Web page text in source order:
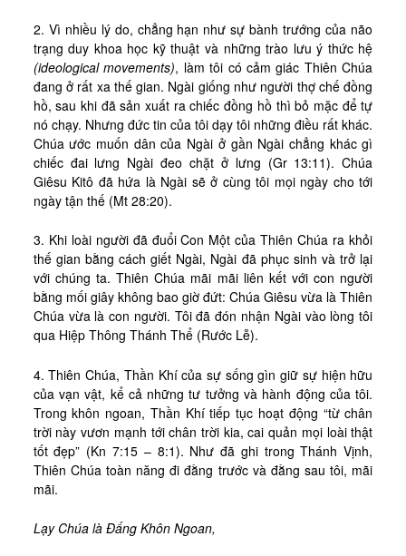
Linh Thao Trong Cuộc Sống
2. Vì nhiều lý do, chẳng hạn như sự bành trướng của não
trạng duy khoa học kỹ thuật và những trào lưu ý thức hệ
(ideological movements), làm tôi có cảm giác Thiên Chúa
đang ở rất xa thế gian. Ngài giống như người thợ chế đồng
hồ, sau khi đã sản xuất ra chiếc đồng hồ thì bỏ mặc để tự
nó chạy. Nhưng đức tin của tôi dạy tôi những điều rất khác.
Chúa ước muốn dân của Ngài ở gần Ngài chẳng khác gì
chiếc đai lưng Ngài đeo chặt ở lưng (Gr 13:11). Chúa
Giêsu Kitô đã hứa là Ngài sẽ ở cùng tôi mọi ngày cho tới
ngày tận thế (Mt 28:20).
3. Khi loài người đã đuổi Con Một của Thiên Chúa ra khỏi
thế gian bằng cách giết Ngài, Ngài đã phục sinh và trở lại
với chúng ta. Thiên Chúa mãi mãi liên kết với con người
bằng mối giây không bao giờ đứt: Chúa Giêsu vừa là Thiên
Chúa vừa là con người. Tôi đã đón nhận Ngài vào lòng tôi
qua Hiệp Thông Thánh Thể (Rước Lễ).
4. Thiên Chúa, Thần Khí của sự sống gìn giữ sự hiện hữu
của vạn vật, kể cả những tư tưởng và hành động của tôi.
Trong khôn ngoan, Thần Khí tiếp tục hoạt động “từ chân
trời này vươn mạnh tới chân trời kia, cai quản mọi loài thật
tốt đẹp” (Kn 7:15 – 8:1). Như đã ghi trong Thánh Vịnh,
Thiên Chúa toàn năng đi đằng trước và đằng sau tôi, mãi
mãi.
Lạy Chúa là Đấng Khôn Ngoan,